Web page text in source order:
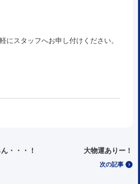
にスタッフへお申し付けください。
・・・！
次の記事
大物運ありー！